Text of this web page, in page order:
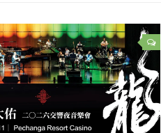
多乐迷朋友们，不要错过这场
刘若英用美妙歌声为你唱出心
页面】